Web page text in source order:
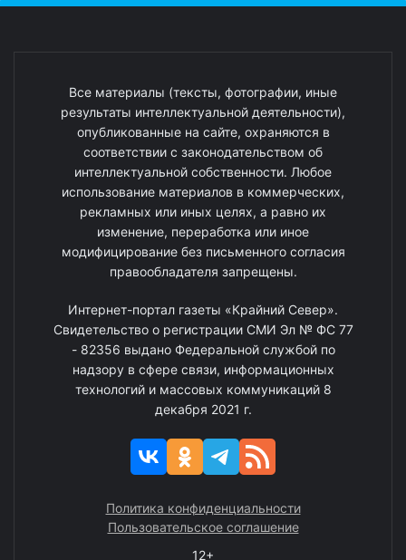
Все материалы (тексты, фотографии, иные
результаты интеллектуальной деятельности),
опубликованные на сайте, охраняются в
соответствии с законодательством об
интеллектуальной собственности. Любое
использование материалов в коммерческих,
рекламных или иных целях, а равно их
изменение, переработка или иное
модифицирование без письменного согласия
правообладателя запрещены.
Интернет-портал газеты «Крайний Север».
Свидетельство о регистрации СМИ Эл № ФС 77
- 82356 выдано Федеральной службой по
надзору в сфере связи, информационных
технологий и массовых коммуникаций 8
декабря 2021 г.
Политика конфиденциальности
Пользовательское соглашение
12+